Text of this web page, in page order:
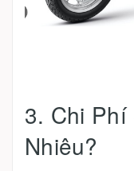
3. Chi
Nhiêu?